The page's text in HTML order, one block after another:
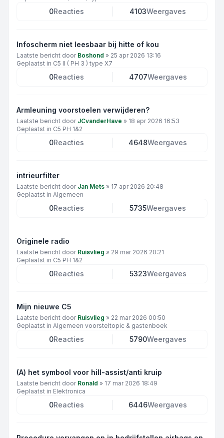
0Reacties 4103Weergaves
Infoscherm niet leesbaar bij hitte of kou
Laatste bericht door Boshond » 25 apr 2026 13:16
Geplaatst in C5 II ( PH 3 ) type X7
0Reacties 4707Weergaves
Armleuning voorstoelen verwijderen?
Laatste bericht door JCvanderHave » 18 apr 2026 16:53
Geplaatst in C5 PH 1&2
0Reacties 4648Weergaves
intrieurfilter
Laatste bericht door Jan Mets » 17 apr 2026 20:48
Geplaatst in Algemeen
0Reacties 5735Weergaves
Originele radio
Laatste bericht door Ruisvlieg » 29 mar 2026 20:21
Geplaatst in C5 PH 1&2
0Reacties 5323Weergaves
Mijn nieuwe C5
Laatste bericht door Ruisvlieg » 22 mar 2026 00:50
Geplaatst in Algemeen voorsteltopic & gastenboek
0Reacties 5790Weergaves
(A) het symbool voor hill-assist/anti kruip
Laatste bericht door Ronald » 17 mar 2026 18:49
Geplaatst in Elektronica
0Reacties 6446Weergaves